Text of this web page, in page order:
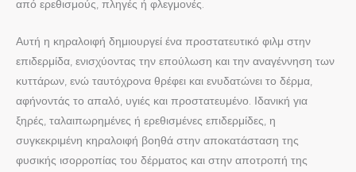
από ερεθισμούς, πληγές ή φλεγμονές.
Αυτή η κηραλοιφή δημιουργεί ένα προστατευτικό φιλμ στην
επιδερμίδα, ενισχύοντας την επούλωση και την αναγέννηση των
κυττάρων, ενώ ταυτόχρονα θρέφει και ενυδατώνει το δέρμα,
αφήνοντάς το απαλό, υγιές και προστατευμένο. Ιδανική για
ξηρές, ταλαιπωρημένες ή ερεθισμένες επιδερμίδες, η
συγκεκριμένη κηραλοιφή βοηθά στην αποκατάσταση της
φυσικής ισορροπίας του δέρματος και στην αποτροπή της